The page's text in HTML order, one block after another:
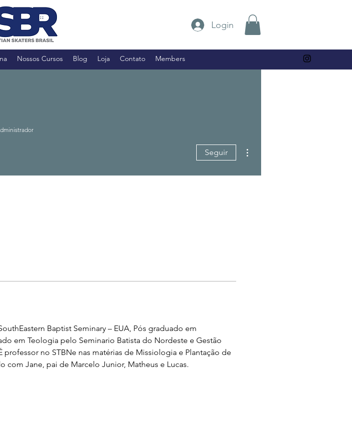
Nossos Cursos Blog Loja Contato Members
Login
Baptist Seminary – EUA, Pós graduado em
em Teologia pelo Seminario Batista do Nordeste e Gestão
no STBNe nas matérias de Missiologia e Plantação de
com Jane, pai de Marcelo Junior, Matheus e Lucas.
Seguir